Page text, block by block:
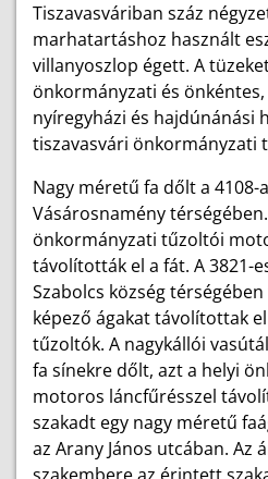
Tiszavasváriban száz
marhatartáshoz használt
villanyoszlop égett. A
önkormányzati és
nyíregyházi és hajdúnánási
tiszavasvári önkormányzati
Nagy méretű fa dőlt a 4108-
Vásárosnamény
önkormányzati tűzoltói
távolították el a fát. A 3821-
Szabolcs község
képező ágakat távolítottak
tűzoltók. A nagykállói
fa sínekre dőlt, azt a helyi
motoros láncfűrésszel
szakadt egy nagy méretű
az Arany János utcában. Az